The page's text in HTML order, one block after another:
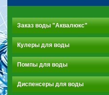
Заказ воды "Аквалюкс"
Кулеры для воды
Помпы для воды
Диспенсеры для воды